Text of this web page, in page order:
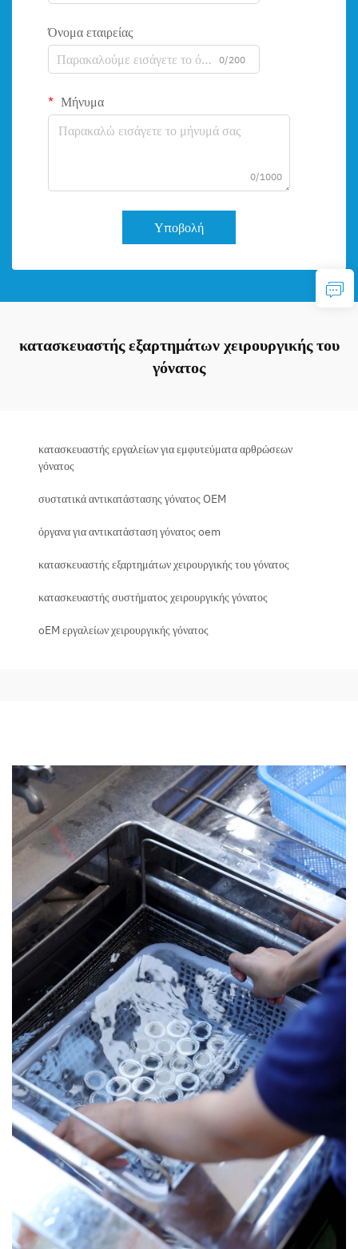
Όνομα εταιρείας
0/200
Μήνυμα
0/1000
Υποβολή
κατασκευαστής εξαρτημάτων χειρουργικής του
γόνατος
κατασκευαστής εργαλείων για εμφυτεύματα αρθρώσεων
γόνατος
συστατικά αντικατάστασης γόνατος OEM
όργανα για αντικατάσταση γόνατος oem
κατασκευαστής εξαρτημάτων χειρουργικής του γόνατος
κατασκευαστής συστήματος χειρουργικής γόνατος
oEM εργαλείων χειρουργικής γόνατος